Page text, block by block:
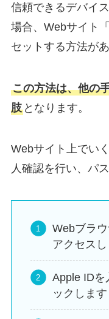
信頼できるデバイ
場合、Webサイト
セットする方法があ
この方法は、他の
肢となります。
Webサイト上でい
人確認を行い、パ
Webブラ
アクセス
Apple IDを
ックします